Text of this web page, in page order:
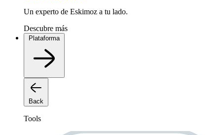
Un experto de Eskimoz a tu lado.
Descubre más
Plataforma
Back
Tools